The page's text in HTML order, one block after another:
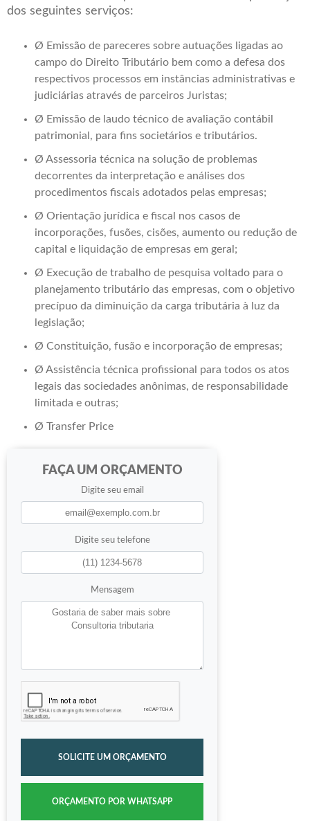
dos seguintes serviços:
Ø Emissão de pareceres sobre autuações ligadas ao
campo do Direito Tributário bem como a defesa dos
respectivos processos em instâncias administrativas e
judiciárias através de parceiros Juristas;
Ø Emissão de laudo técnico de avaliação contábil
patrimonial, para fins societários e tributários.
Ø Assessoria técnica na solução de problemas
decorrentes da interpretação e análises dos
procedimentos fiscais adotados pelas empresas;
Ø Orientação jurídica e fiscal nos casos de
incorporações, fusões, cisões, aumento ou redução de
capital e liquidação de empresas em geral;
Ø Execução de trabalho de pesquisa voltado para o
planejamento tributário das empresas, com o objetivo
precípuo da diminuição da carga tributária à luz da
legislação;
Ø Constituição, fusão e incorporação de empresas;
Ø Assistência técnica profissional para todos os atos
legais das sociedades anônimas, de responsabilidade
limitada e outras;
Ø Transfer Price
FAÇA UM ORÇAMENTO
Digite seu email
Digite seu telefone
Mensagem
SOLICITE UM ORÇAMENTO
ORÇAMENTO POR WHATSAPP